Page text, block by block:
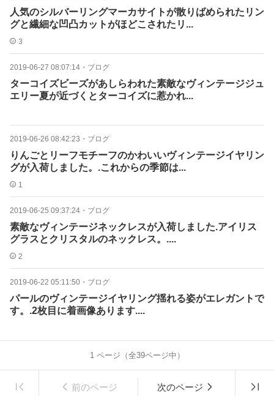
人気のシルバーリングマーカサイトが散りばめられたリン
グと繊細な凹凸カットがほどこされたリ...
3
2019-06-27 08:07:14 ・ ブログ
ターコイズビーズがあしらわれた素敵なヴィンテージジュ
エリー夏が近づくとターコイズに惹かれ...
2019-06-26 08:42:23 ・ ブログ
りんごとリーフモチーフのかわいいヴィンテージイヤリン
グが入荷しました。.これからの季節は...
1
2019-06-25 09:37:24 ・ ブログ
素敵なヴィンテージネックレスが入荷しました.アイリス
グラスとクリスタルのネックレス。....
2
2019-06-22 05:11:50 ・ ブログ
パールのヴィンテージイヤリング揺れる姿がエレガントで
す。.2枚目に着画像あります....
1ページ（全39ページ中）
前のページ 次のページ